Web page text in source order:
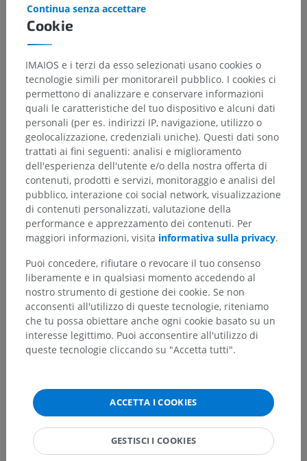
Biomechanics of the Membranous Flexor Tendon Sheath: The Role of
Grayson's Ligaments.
J.Plastic and Reconstructive Surgery. 2006;117(2):497-506.
doi:10.1097/01.prs.0000197138.02966.4e.
Gerarchia anatomica
Anatomia umana 2
Anatomia umana 1
Anatomia sistemica> Muscoli; Sistema muscolare>
Strutture sottostanti:
Strato fibroso
Guaina sinoviale
Mesotendine
Traduzioni
Cookie
Continua senza accettare
IMAIOS e i terzi da esso selezionati usano cookies o
tecnologie simili per monitorareil pubblico. I cookies ci
permettono di analizzare e conservare informazioni
quali le caratteristiche del tuo dispositivo e alcuni dati
personali (per es. indirizzi IP, navigazione, utilizzo o
geolocalizzazione, credenziali uniche). Questi dati sono
trattati ai fini seguenti: analisi e miglioramento
dell'esperienza dell'utente e/o della nostra offerta di
contenuti, prodotti e servizi, monitoraggio e analisi del
pubblico, interazione coi social network, visualizzazione
di contenuti personalizzati, valutazione della
performance e apprezzamento dei contenuti. Per
maggiori informazioni, visita informativa sulla privacy.
Puoi concedere, rifiutare o revocare il tuo consenso
liberamente e in qualsiasi momento accedendo al
nostro strumento di gestione dei cookie. Se non
acconsenti all'utilizzo di queste tecnologie, riteniamo
che tu possa obiettare anche ogni cookie basato su un
interesse legittimo. Puoi acconsentire all'utilizzo di
queste tecnologie cliccando su "Accetta tutti".
ACCETTA I COOKIES
GESTISCI I COOKIES